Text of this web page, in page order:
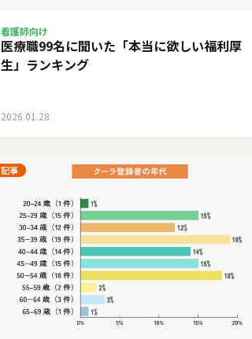
看護師向け
医療職99名に聞いた「本当に欲しい福利厚
生」ランキング
2026.01.28
記事